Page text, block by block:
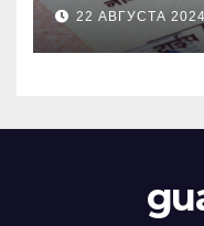
22 АВГУСТА 2024